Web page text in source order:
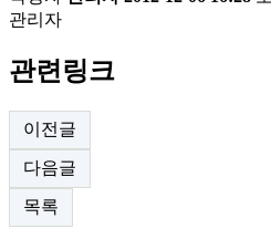
관리자
관련링크
이전글
다음글
목록